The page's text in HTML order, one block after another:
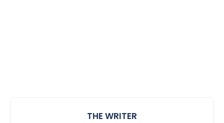
THE WRITER